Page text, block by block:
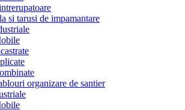
si tarusi de impamantare
organizare de santier